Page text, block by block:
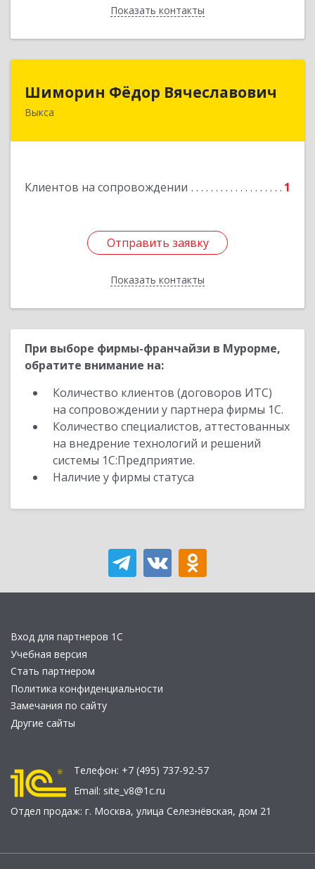
Показать контакты
Назад
Шиморин Фёдор Вячеславович
Выкса
Клиентов на сопровождении 1
Отправить заявку
Показать контакты
Шиморин Фёдор Вячеславович
Отправить заявку
Назад
При выборе фирмы-франчайзи в Мурорме,
обратите внимание на:
Количество клиентов (договоров ИТС)
на сопровождении у партнера фирмы 1С.
Количество специалистов, аттестованных
на внедрение технологий и решений
системы 1С:Предприятие.
Наличие у фирмы статуса
Вход для партнеров 1С
Учебная версия
Стать партнером
Политика конфиденциальности
Замечания по сайту
Другие сайты
Телефон: +7 (495) 737-92-57
Email: site_v8@1c.ru
Отдел продаж: г. Москва, улица Селезнёвская, дом 21